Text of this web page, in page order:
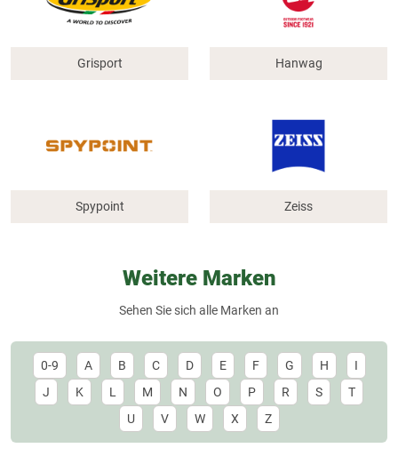
Grisport Hanwag
Spypoint Zeiss
Weitere Marken
Sehen Sie sich alle Marken an
0-9 A B C D E F G H
I
J
K L M N O P R S
T
U
V W X Z